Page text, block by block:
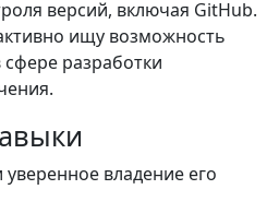
версий, включая GitHub.
ищу возможность
разработки
владение его